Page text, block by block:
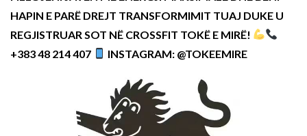
HAPIN E PARË DREJT TRANSFORMIMIT TUAJ DUKE U
REGJISTRUAR SOT NË CROSSFIT TOKË E MIRË!
+383 48 214 407
INSTAGRAM: @TOKEEMIRE